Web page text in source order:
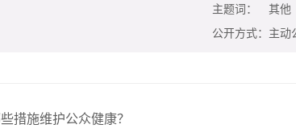
主题词：
其他
公开方式： 主动
措施维护公众健康？